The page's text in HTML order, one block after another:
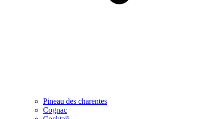
Pineau des charentes
Cognac